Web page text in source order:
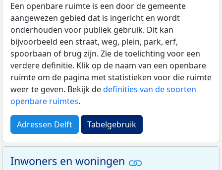
Een openbare ruimte is een door de gemeente
aangewezen gebied dat is ingericht en wordt
onderhouden voor publiek gebruik. Dit kan
bijvoorbeeld een straat, weg, plein, park, erf,
spoorbaan of brug zijn. Zie de toelichting voor een
verdere definitie. Klik op de naam van een openbare
ruimte om de pagina met statistieken voor die ruimte
weer te geven. Bekijk dedefinities van de soorten
openbare ruimtes.
Adressen Delft Tabelgebruik
Inwoners en woningen